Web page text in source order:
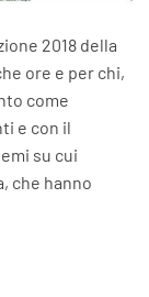
2018 della
ore e per chi,
come
e con il
su cui
che hanno